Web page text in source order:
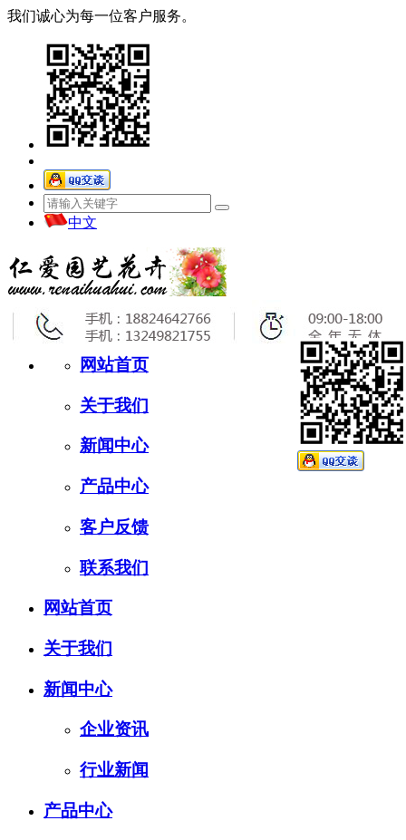
我们诚心为每一位客户服务。
中文
网站首页
关于我们
新闻中心
产品中心
客户反馈
联系我们
网站首页
关于我们
新闻中心
企业资讯
行业新闻
产品中心